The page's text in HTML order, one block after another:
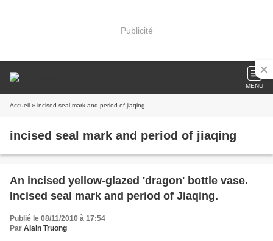
Publicité
MENU
Accueil » incised seal mark and period of jiaqing
incised seal mark and period of jiaqing
An incised yellow-glazed 'dragon' bottle vase.
Incised seal mark and period of Jiaqing.
Publié le 08/11/2010 à 17:54
Par Alain Truong